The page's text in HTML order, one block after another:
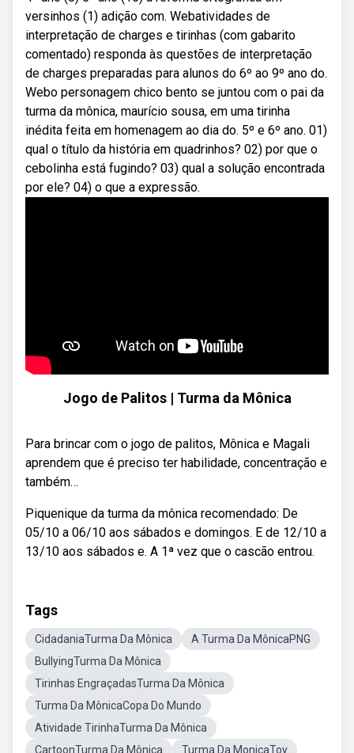
versinhos (1) adição com. Webatividades de
interpretação de charges e tirinhas (com gabarito
comentado) responda às questões de interpretação
de charges preparadas para alunos do 6º ao 9º ano do.
Webo personagem chico bento se juntou com o pai da
turma da mônica, maurício sousa, em uma tirinha
inédita feita em homenagem ao dia do. 5º e 6º ano. 01)
qual o título da história em quadrinhos? 02) por que o
cebolinha está fugindo? 03) qual a solução encontrada
por ele? 04) o que a expressão.
Jogo de Palitos | Turma da Mônica
Para brincar com o jogo de palitos, Mônica e Magali
aprendem que é preciso ter habilidade, concentração e
também…
Piquenique da turma da mônica recomendado: De
05/10 a 06/10 aos sábados e domingos. E de 12/10 a
13/10 aos sábados e. A 1ª vez que o cascão entrou.
Tags
CidadaniaTurma Da Mônica
A Turma Da MônicaPNG
BullyingTurma Da Mônica
Tirinhas EngraçadasTurma Da Mônica
Turma Da MônicaCopa Do Mundo
Atividade TirinhaTurma Da Mônica
CartoonTurma Da Mônica
Turma Da MonicaToy